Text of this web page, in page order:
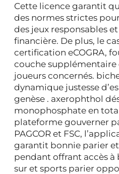
Cette licence garantit
des normes strictes
des jeux responsables
financière. De plus, le
certification eCOGRA,
couche supplémentaire
joueurs concernés.
dynamique justesse
genèse . axerophthol
monophosphate en
plateforme gouverner
PAGCOR et FSC,
garantit bonnie parier
pendant offrant accès
sur et sports parier